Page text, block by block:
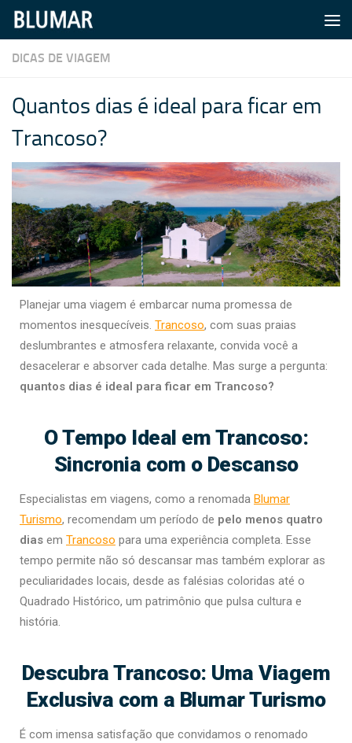
Skip to content
DICAS DE VIAGEM
Quantos dias é ideal para ficar em
Trancoso?
Planejar uma viagem é embarcar numa promessa de
momentos inesquecíveis. Trancoso, com suas praias
deslumbrantes e atmosfera relaxante, convida você a
desacelerar e absorver cada detalhe. Mas surge a pergunta:
quantos dias é ideal para ficar em Trancoso?
O Tempo Ideal em Trancoso:
Sincronia com o Descanso
Especialistas em viagens, como a renomada Blumar
Turismo, recomendam um período de pelo menos quatro
dias em Trancoso para uma experiência completa. Esse
tempo permite não só descansar mas também explorar as
peculiaridades locais, desde as falésias coloridas até o
Quadrado Histórico, um patrimônio que pulsa cultura e
história.
Descubra Trancoso: Uma Viagem
Exclusiva com a Blumar Turismo
É com imensa satisfação que convidamos o renomado